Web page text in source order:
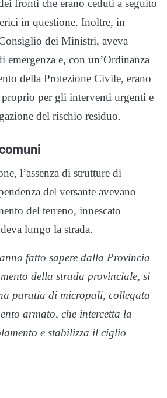
fronti che erano ceduti a seguito
in questione. Inoltre, in
dei Ministri, aveva
emergenza e, con un’Ordinanza
della Protezione Civile, erano
per gli interventi urgenti e
del rischio residuo.
l’assenza di strutture di
del versante avevano
del terreno, innescato
lungo la strada.
fatto sapere dalla Provincia
della strada provinciale, si
paratia di micropali, collegata
armato, che intercetta la
e stabilizza il ciglio